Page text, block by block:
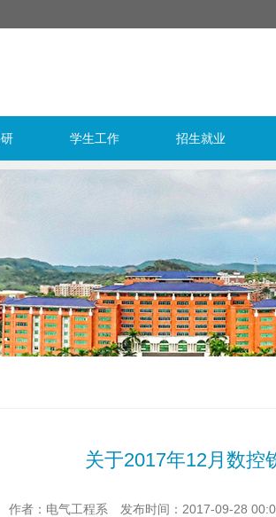
学生工作 招生就业
关于2017年12月数控
作者：电气工程系 发布时间：2017-09-28